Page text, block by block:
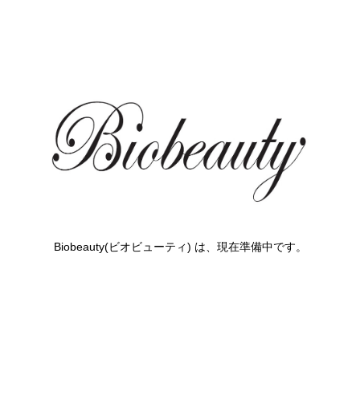
Biobeauty(ビオビューティ) は、現在準備中です。